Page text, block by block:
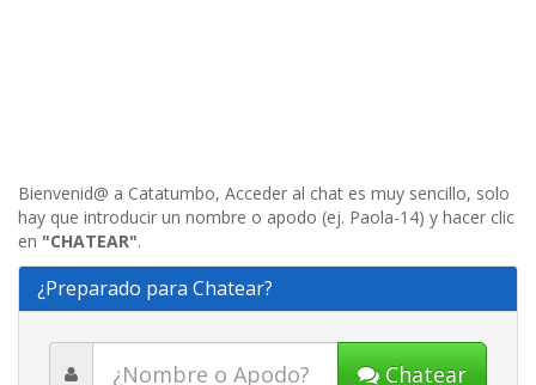
Bienvenid@ a Catatumbo, Acceder al chat es muy sencillo, solo
hay que introducir un nombre o apodo (ej. Paola-14) y hacer clic
en "CHATEAR".
¿Preparado para Chatear?
Chatear